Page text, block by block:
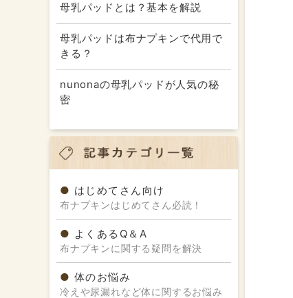
母乳パッドとは？基本を解説
母乳パッドは布ナプキンで代用で
きる？
nunonaの母乳パッドが人気の秘
密
はじめてさん向け
布ナプキンはじめてさん必読！
よくあるQ＆A
布ナプキンに関する疑問を解決
体のお悩み
冷えや尿漏れなど体に関するお悩み